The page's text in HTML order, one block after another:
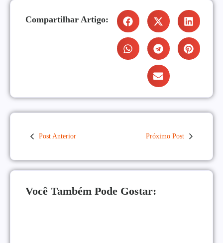
Compartilhar Artigo:
Post Anterior Próximo Post
Você Também Pode Gostar: